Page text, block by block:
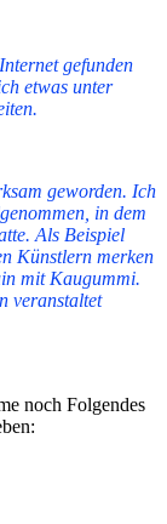
gefunden
etwas unter
geworden. Ich
in dem
Als Beispiel
Künstlern merken
mit Kaugummi.
veranstaltet
noch Folgendes